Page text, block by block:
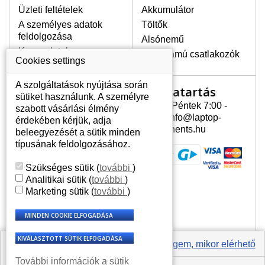
Értesíts engem, mikor elérhető
LEGMAGASABB MINŐSÉGŰ
LCD KIJELZŐ!
A raktáron csakis eredeti
jótállás egész ideje alatt a pixelek
hibásodása nélkül, teljesítik az
A+ minőségi kategória igényes
feltételeit.
HOGYAN TUDJA MEGÁLLAPÍTANI
MILYEN KIJELZŐ SZÜKSÉGES A
A kijelzőt a laptop modeljle alapján lehet
kikeresni, amely megjelölés megtalálható
a laptop alulsó részén található címkén
ábrázolva van egy keretben vagy a
billentyűzetnél a vázon is. Abban az
esetben, amennyiben a sérült vagy
megrepedt kijelző le van szerelve, a típus
Üzleti feltételek
A személyes adatok
feldolgozása
Kapcsolatok
Akkumulátor
Töltők
Alsónemű
Erősáramú csatlakozók
Az Ön számlája
Az Ön számlája
Személyes információk
Címek
Nyitvatartás
Hétfõ - Péntek 7:00 -
15:30 info@laptop-
components.hu
Cookies settings
A szolgáltatások nyújtása során
sütiket használunk. A személyre
szabott vásárlási élmény
érdekében kérjük, adja
beleegyezését a sütik minden
típusának feldolgozásához.
Szükséges sütik (további )
Analitikai sütik (további )
Marketing sütik (további )
További információk a sütik